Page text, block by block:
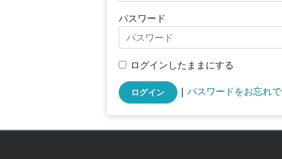
パスワード
ログインしたままにする
ログイン | パスワードをお忘れ